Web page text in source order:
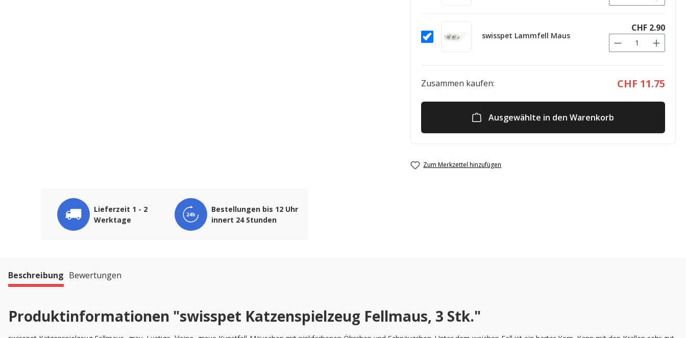
swisspet Lammfell Maus
CHF 2.90
Zusammen kaufen: CHF 11.75
Ausgewählte in den Warenkorb
Zum Merkzettel hinzufügen
Lieferzeit 1 - 2
Werktage
Bestellungen bis 12 Uhr
innert 24 Stunden
Beschreibung Bewertungen
Produktinformationen "swisspet Katzenspielzeug Fellmaus, 3 Stk."